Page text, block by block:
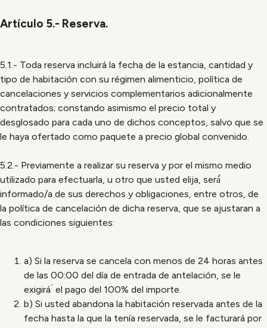
Artículo 5.- Reserva.
5.1.- Toda reserva incluirá la fecha de la estancia, cantidad y
tipo de habitación con su régimen alimenticio, política de
cancelaciones y servicios complementarios adicionalmente
contratados; constando asimismo el precio total y
desglosado para cada uno de dichos conceptos, salvo que se
le haya ofertado como paquete a precio global convenido.
5.2.- Previamente a realizar su reserva y por el mismo medio
utilizado para efectuarla, u otro que usted elija, será́
informado/a de sus derechos y obligaciones, entre otros, de
la política de cancelación de dicha reserva, que se ajustaran a
las condiciones siguientes:
a) Si la reserva se cancela con menos de 24 horas antes
de las 00:00 del día de entrada de antelación, se le
exigirá ́ el pago del 100% del importe.
b) Si usted abandona la habitación reservada antes de la
fecha hasta la que la tenía reservada, se le facturará por